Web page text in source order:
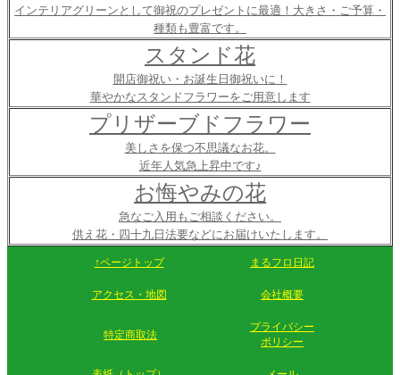
インテリアグリーンとして御祝のプレゼントに最適！大きさ・ご予算・
種類も豊富です。
スタンド花
開店御祝い・お誕生日御祝いに！
華やかなスタンドフラワーをご用意します
プリザーブドフラワー
美しさを保つ不思議なお花。
近年人気急上昇中です♪
お悔やみの花
急なご入用もご相談ください。
供え花・四十九日法要などにお届けいたします。
↑ページトップ まるフロ日記
アクセス・地図 会社概要
特定商取法
プライバシー
ポリシー